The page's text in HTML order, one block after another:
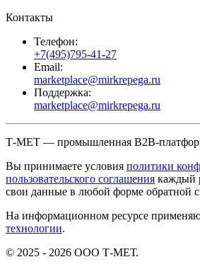
Контакты
Телефон:
+7(495)795-41-27
Email:
marketplace@mirkrepega.ru
Поддержка:
marketplace@mirkrepega.ru
Т-МЕТ — промышленная B2B-
Вы принимаете условия политики
пользовательского соглашения каждый
свои данные в любой форме обратной
На информационном ресурсе
технологии.
© 2025 - 2026 ООО Т-МЕТ.